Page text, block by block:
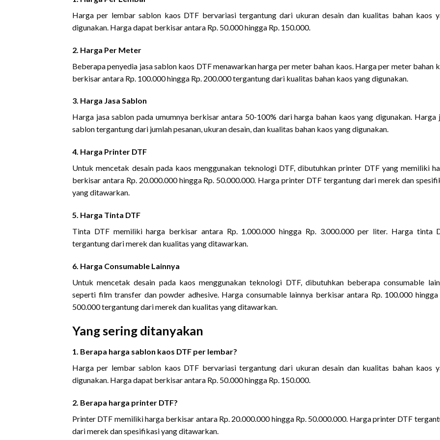
Harga per lembar sablon kaos DTF bervariasi tergantung dari ukuran desain dan kualitas bahan kaos
digunakan. Harga dapat berkisar antara Rp. 50.000 hingga Rp. 150.000.
2. Harga Per Meter
Beberapa penyedia jasa sablon kaos DTF menawarkan harga per meter bahan kaos. Harga per meter bahan
berkisar antara Rp. 100.000 hingga Rp. 200.000 tergantung dari kualitas bahan kaos yang digunakan.
3. Harga Jasa Sablon
Harga jasa sablon pada umumnya berkisar antara 50-100% dari harga bahan kaos yang digunakan. Harga
sablon tergantung dari jumlah pesanan, ukuran desain, dan kualitas bahan kaos yang digunakan.
4. Harga Printer DTF
Untuk mencetak desain pada kaos menggunakan teknologi DTF, dibutuhkan printer DTF yang memiliki
berkisar antara Rp. 20.000.000 hingga Rp. 50.000.000. Harga printer DTF tergantung dari merek dan
yang ditawarkan.
5. Harga Tinta DTF
Tinta DTF memiliki harga berkisar antara Rp. 1.000.000 hingga Rp. 3.000.000 per liter. Harga tinta
tergantung dari merek dan kualitas yang ditawarkan.
6. Harga Consumable Lainnya
Untuk mencetak desain pada kaos menggunakan teknologi DTF, dibutuhkan beberapa consumable
seperti film transfer dan powder adhesive. Harga consumable lainnya berkisar antara Rp. 100.000 hingga
500.000 tergantung dari merek dan kualitas yang ditawarkan.
Yang sering ditanyakan
1. Berapa harga sablon kaos DTF per lembar?
Harga per lembar sablon kaos DTF bervariasi tergantung dari ukuran desain dan kualitas bahan kaos
digunakan. Harga dapat berkisar antara Rp. 50.000 hingga Rp. 150.000.
2. Berapa harga printer DTF?
Printer DTF memiliki harga berkisar antara Rp. 20.000.000 hingga Rp. 50.000.000. Harga printer DTF
dari merek dan spesifikasi yang ditawarkan.